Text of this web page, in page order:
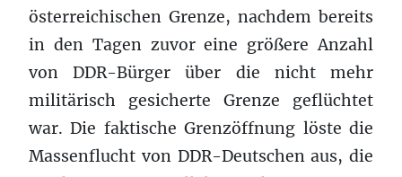
österreichischen Grenze, nachdem bereits
in den Tagen zuvor eine größere Anzahl
von DDR-Bürger über die nicht mehr
militärisch gesicherte Grenze geflüchtet
war. Die faktische Grenzöffnung löste die
Massenflucht von DDR-Deutschen aus, die